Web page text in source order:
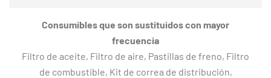
Consumibles que son sustituidos con mayor
frecuencia
Filtro de aceite, Filtro de aire, Pastillas de freno, Filtro
de combustible, Kit de correa de distribución,